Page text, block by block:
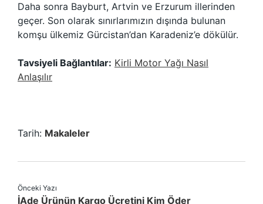
Daha sonra Bayburt, Artvin ve Erzurum illerinden
geçer. Son olarak sınırlarımızın dışında bulunan
komşu ülkemiz Gürcistan’dan Karadeniz’e dökülür.
Tavsiyeli Bağlantılar: Kirli Motor Yağı Nasıl
Anlaşılır
Tarih: Makaleler
Önceki Yazı
İAde Ürünün Kargo Ücretini Kim Öder